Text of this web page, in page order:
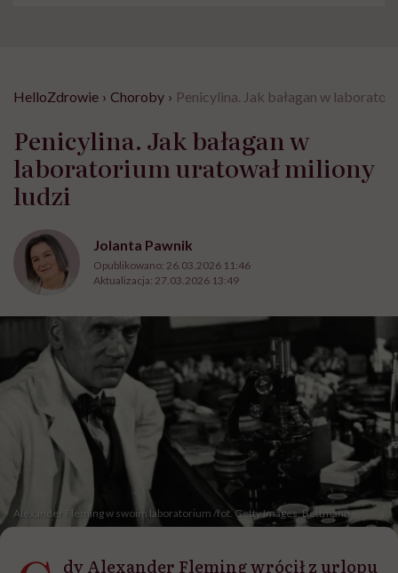
HelloZdrowie › Choroby › Penicylina. Jak bałagan w
Penicylina. Jak bałagan w
laboratorium uratował miliony
ludzi
Jolanta Pawnik
Opublikowano: 26.03.2026 11:46
Aktualizacja: 27.03.2026 13:49
Alexander Fleming w swoim laboratorium /fot. Getty Images, Bettmann
dy Alexander Fleming wrócił z urlopu